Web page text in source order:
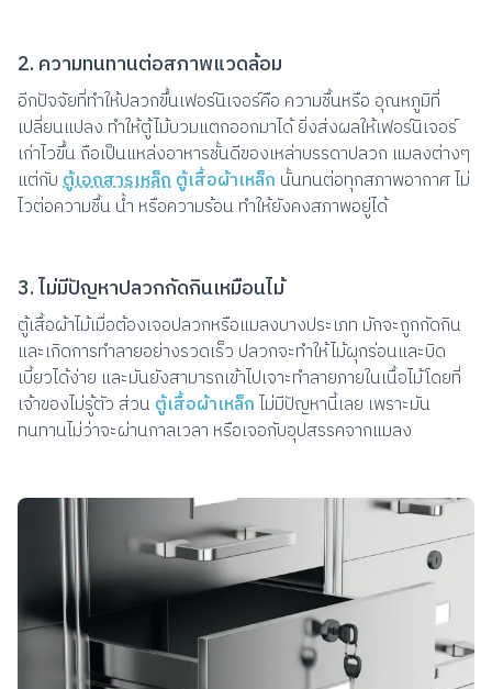
2. ความทนทานต่อสภาพแวดล้อม
อีกปัจจัยที่ทำให้ปลวกขึ้นเฟอร์นิเจอร์คือ ความชื้นหรือ อุณหภูมิที่
เปลี่ยนแปลง ทำให้ตู้ไม้บวมแตกออกมาได้ ยิ่งส่งผลให้เฟอร์นิเจอร์
เก่าไวขึ้น ถือเป็นแหล่งอาหารชั้นดีของเหล่าบรรดาปลวก แมลงต่างๆ
แต่กับตู้เอกสารเหล็กตู้เสื้อผ้าเหล็ก นั้นทนต่อทุกสภาพอากาศ ไม่
ไวต่อความชื้น น้ำ หรือความร้อน ทำให้ยังคงสภาพอยู่ได้
3. ไม่มีปัญหาปลวกกัดกินเหมือนไม้
ตู้เสื้อผ้าไม้เมื่อต้องเจอปลวกหรือแมลงบางประเภท มักจะถูกกัดกิน
และเกิดการทำลายอย่างรวดเร็ว ปลวกจะทำให้ไม้ผุกร่อนและบิด
เบี้ยวได้ง่าย และมันยังสามารถเข้าไปเจาะทำลายภายในเนื้อไม้โดยที่
เจ้าของไม่รู้ตัว ส่วน ตู้เสื้อผ้าเหล็กไม่มีปัญหานี้เลย เพราะมัน
ทนทานไม่ว่าจะผ่านกาลเวลา หรือเจอกับอุปสรรคจากแมลง